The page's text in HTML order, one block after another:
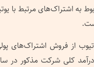
به اشتراک‌های مرتبط با
از فروش اشتراک‌های